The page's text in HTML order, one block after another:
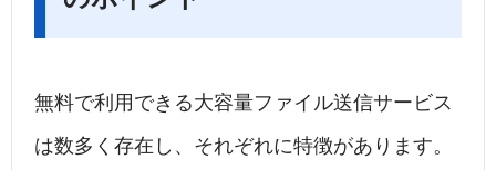
無料で利用できる大容量ファイル送信サービス
は数多く存在し、それぞれに特徴があります。